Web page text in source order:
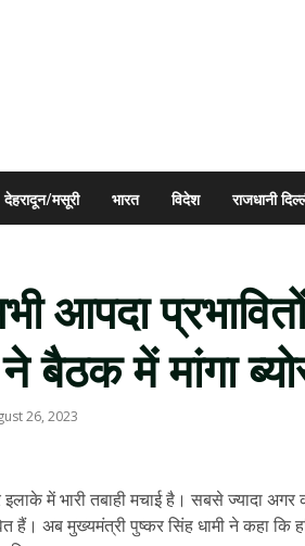
देहरादून/मसूरी भारत विदेश राजधानी
आपदा
बैठक में मांगा
26, 2023
में भारी तबाही मचाई है। सबसे ज्यादा अगर
हैं। अब मुख्यमंत्री पुष्कर सिंह धामी ने कहा कि